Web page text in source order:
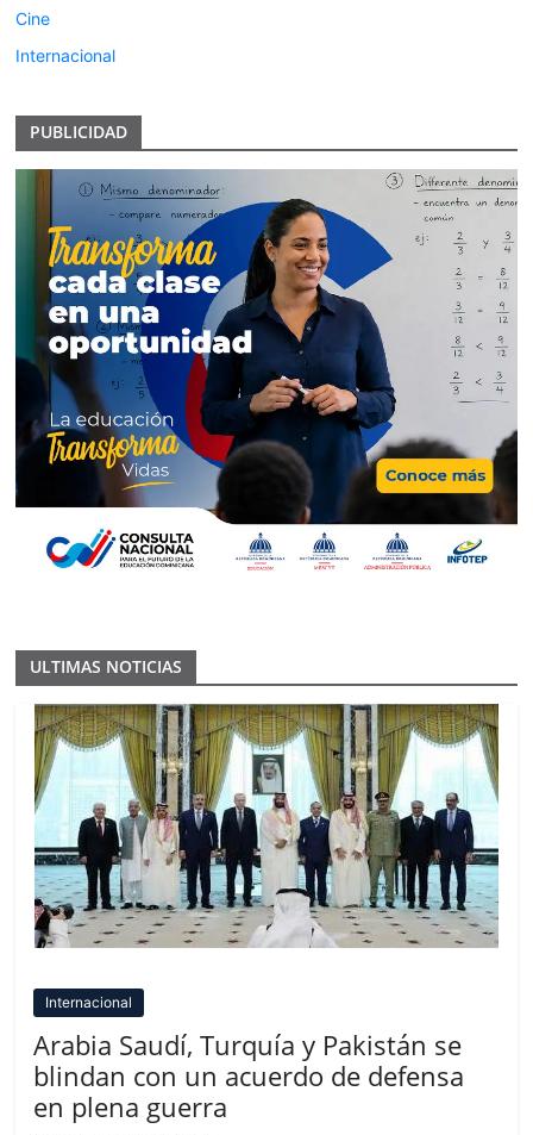
Cine
Internacional
PUBLICIDAD
ULTIMAS NOTICIAS
Internacional
Arabia Saudí, Turquía y Pakistán se
blindan con un acuerdo de defensa
en plena guerra